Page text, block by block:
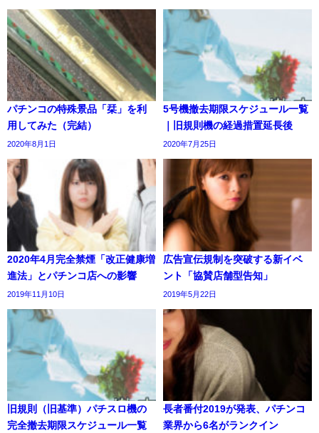
パチンコの特殊景品「栞」を利
用してみた（完結）
2020年8月1日
5号機撤去期限スケジュール一覧
｜旧規則機の経過措置延長後
2020年7月25日
2020年4月完全禁煙「改正健康増
進法」とパチンコ店への影響
2019年11月10日
広告宣伝規制を突破する新イベ
ント「協賛店舗型告知」
2019年5月22日
旧規則（旧基準）パチスロ機の
完全撤去期限スケジュール一覧
長者番付2019が発表、パチンコ
業界から6名がランクイン